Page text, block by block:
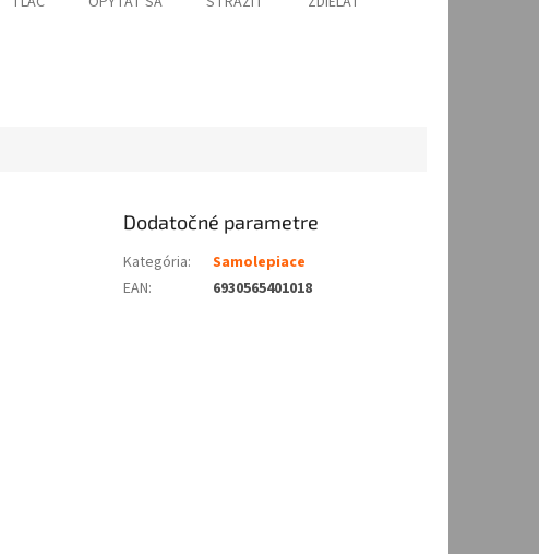
Dodatočné parametre
Kategória:
Samolepiace
EAN: 6930565401018